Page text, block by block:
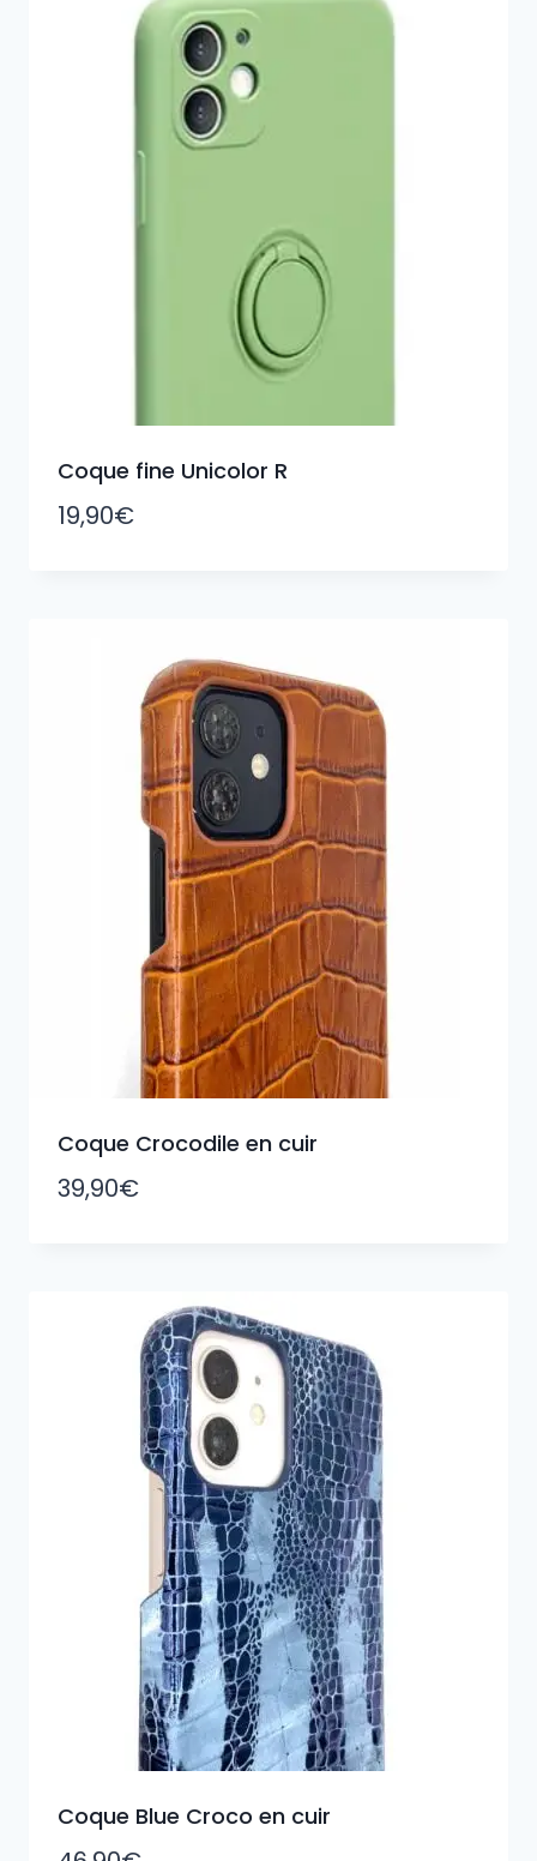
au
plus
ancien
Coque fine Unicolor R
19,90€
Coque Crocodile en cuir
39,90€
Coque Blue Croco en cuir